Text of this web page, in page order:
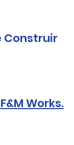
Works.
Construir